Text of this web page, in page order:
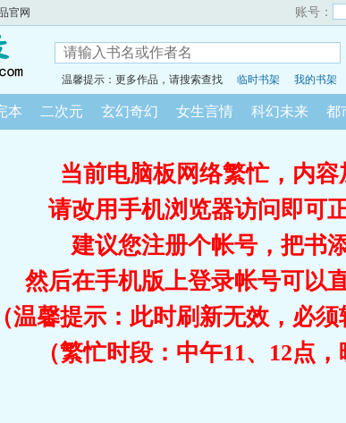
官网 账号：
温馨提示：更多作品，请搜索查找 临时书架 我的书架
本 二次元 玄幻奇幻 女生言情 科幻未来 都
当前电脑板网络繁忙，内
请改用手机浏览器访问即
建议您注册个帐号，把书
然后在手机版上登录帐号可以
（温馨提示：此时刷新无效，必须
（繁忙时段：中午11、12点，